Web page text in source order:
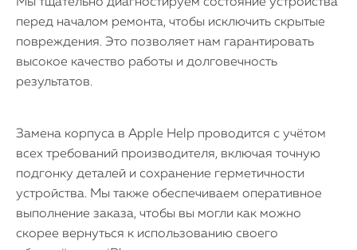
перед началом ремонта, чтобы исключить скрытые
повреждения. Это позволяет нам гарантировать
высокое качество работы и долговечность
результатов.
Замена корпуса в Apple Help проводится с учётом
всех требований производителя, включая точную
подгонку деталей и сохранение герметичности
устройства. Мы также обеспечиваем оперативное
выполнение заказа, чтобы вы могли как можно
скорее вернуться к использованию своего